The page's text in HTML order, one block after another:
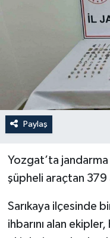
Paylaş
Yozgat’ta
şüpheli araçtan
Sarıkaya ilçesinde
ihbarını alan